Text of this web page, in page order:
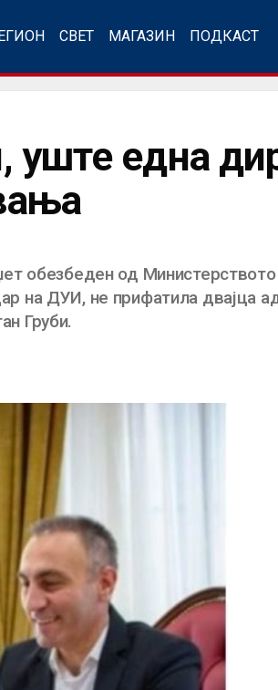
СВЕТ МАГАЗИН ПОДКАСТ
уште една
обезбеден од
на ДУИ, не прифатила двајца
Груби.